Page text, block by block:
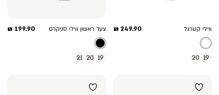
ווילי קטרגל
מחיר
249.90 ₪
19
20
צעד ראשון ווילי סניקרס
מחיר
199.90 ₪
19
20
21